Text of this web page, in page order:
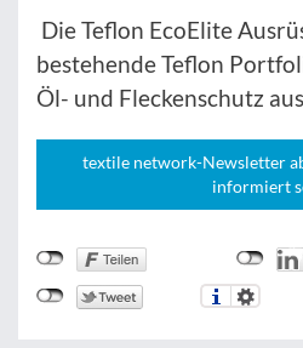
Die Teflon EcoElite
bestehende Teflon
Öl- und Fleckenschutz
textile network-Newsletter
informiert